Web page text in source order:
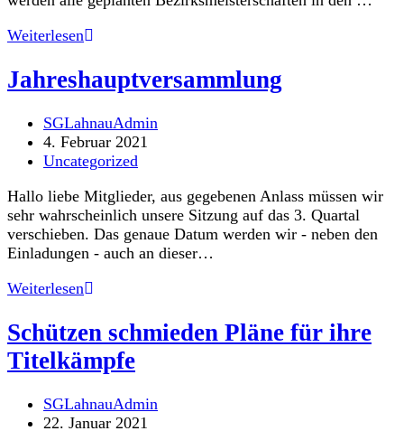
WeiterlesenBezirksmeisterschaft
Jahreshauptversammlung
Beitrags-
Autor:
SGLahnauAdmin
Beitrag
veröffentlicht:
4. Februar 2021
Beitrags-
Uncategorized
Hallo liebe Mitglieder, aus gegebenen Anlass müssen wir
sehr wahrscheinlich unsere Sitzung auf das 3. Quartal
verschieben. Das genaue Datum werden wir - neben den
Einladungen - auch an dieser…
WeiterlesenJahreshauptversammlung
Schützen schmieden Pläne für ihre
Titelkämpfe
Beitrags-
Autor:
SGLahnauAdmin
Beitrag
22. Januar 2021